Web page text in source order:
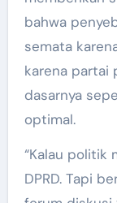
bahwa
semata
karena partai
dasarnya
optimal.
“Kalau politik
DPRD. Tapi